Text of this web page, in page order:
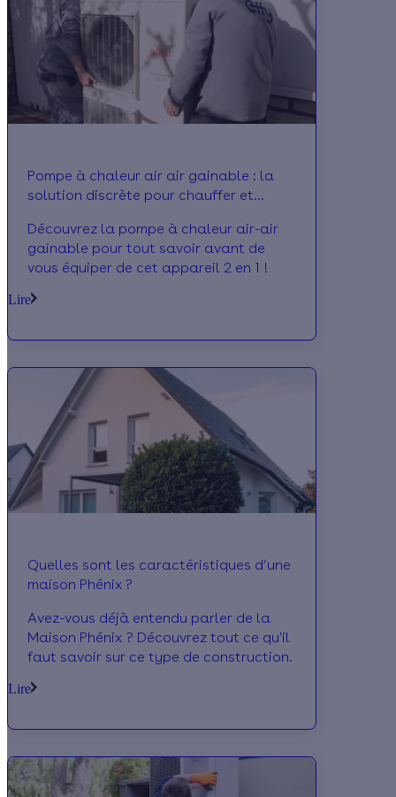
Pompe à chaleur air air gainable : la
solution discrète pour chauffer et
Découvrez la pompe à chaleur air-air
gainable pour tout savoir avant de
vous équiper de cet appareil 2 en 1 !
Lire
Quelles sont les caractéristiques d’une
maison Phénix ?
Avez-vous déjà entendu parler de la
Maison Phénix ? Découvrez tout ce qu'il
faut savoir sur ce type de construction.
Lire